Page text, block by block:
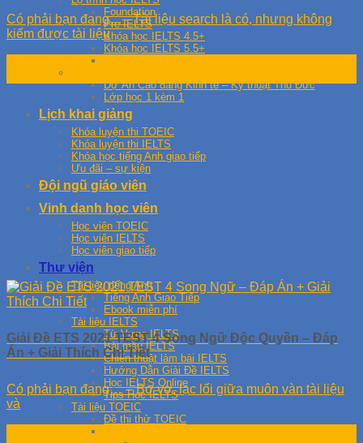
Foundation
Pre IELTS
Khóa học IELTS 4.5+
Khóa học IELTS 5.5+
Dự Án Cao đẳng Kinh tế – Kỹ thuật Thủ Đức
Lớp học 1 kèm 1
Lịch khai giảng
Khóa luyện thi TOEIC
Khóa luyện thi IELTS
Khóa học tiếng Anh giao tiếp
Ưu đãi – sự kiện
Đội ngũ giáo viên
Vinh danh học viên
Học viên TOEIC
Học viên IELTS
Học viên giao tiếp
Thư viện
Tài liệu tiếng Anh
Tiếng Anh Giao Tiếp
Ebook miễn phí
Tài liệu IELTS
Từ Vựng IELTS
Bài mẫu IELTS
Chiến thuật làm bài IELTS
Hướng Dẫn Giải Đề IELTS
Học IELTS Online
Tips Học IELTS
Tài liệu TOEIC
Đề thi thử TOEIC
Có phải bạn đang…– Tài liệu search là có, nhưng không
kiếm được tài liệu
Giải Đề ETS 2021 TEST 4 Song Ngữ Độc Quyền – Đáp
Án + Giải Thích Chi Tiết
Có phải bạn đang… – Bơ vơ, lạc lối giữa muôn vàn tài liệu
và